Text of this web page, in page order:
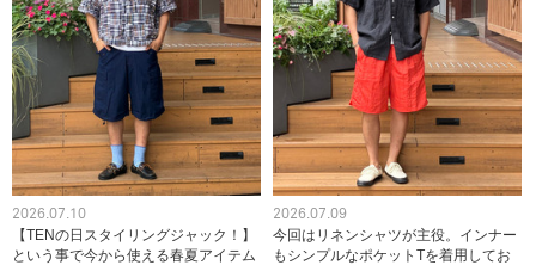
2026.07.10
【TENの日スタイリングジャック！】
という事で今から使える春夏アイテム
2026.07.09
今回はリネンシャツが主役。インナー
もシンプルなポケットTを着用してお